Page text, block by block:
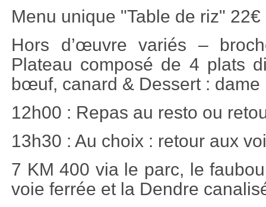
Menu unique "Table de riz" 22€
Hors d’œuvre variés –
Plateau composé de 4 plats
bœuf, canard & Dessert :
12h00 : Repas au resto ou
13h30 : Au choix : retour aux
7 KM 400 via le parc, le
voie ferrée et la Dendre